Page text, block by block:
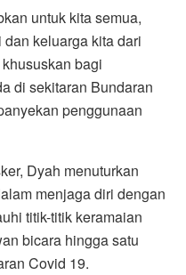
untuk kita semua,
keluarga kita dari
bagi
di sekitaran Bundaran
penggunaan
Dyah menuturkan
menjaga diri dengan
titik-titik keramaian
bicara hingga satu
Covid 19.